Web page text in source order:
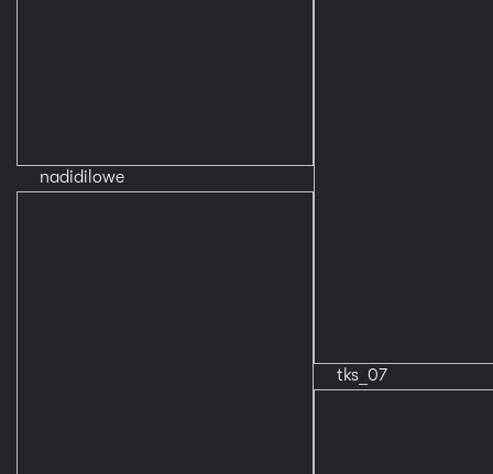
nadidilowe
tks_07